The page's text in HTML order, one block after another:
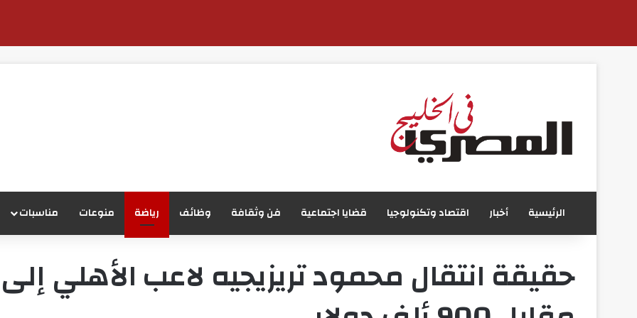
الرئيسية أخبار اقتصاد وتكنولوجيا قضايا اجتماعية فن وثقافة وظائف رياضة منوعات مناسبات
حقيقة انتقال محمود تريزيجيه لاعب الأهلي